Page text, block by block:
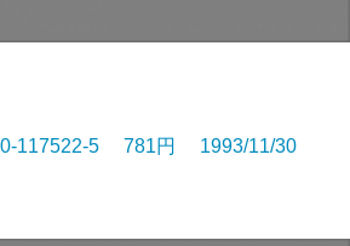
117522-5 781円 1993/11/30